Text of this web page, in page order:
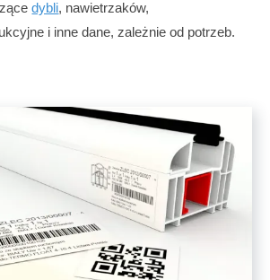
dybli, nawietrzaków,
i inne dane, zależnie od potrzeb.